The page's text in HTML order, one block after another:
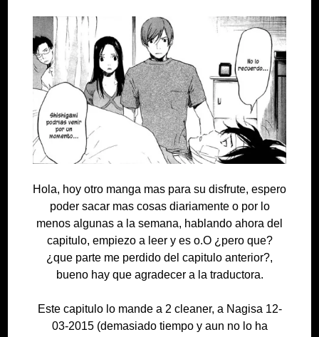
Hola, hoy otro manga mas para su disfrute, espero
poder sacar mas cosas diariamente o por lo
menos algunas a la semana, hablando ahora del
capitulo, empiezo a leer y es o.O ¿pero que?
¿que parte me perdido del capitulo anterior?,
bueno hay que agradecer a la traductora.
Este capitulo lo mande a 2 cleaner, a Nagisa 12-
03-2015 (demasiado tiempo y aun no lo ha